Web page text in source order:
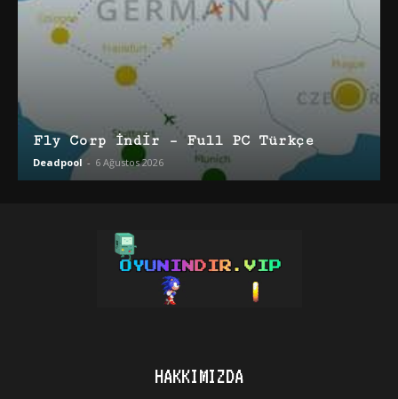
Fly Corp İndir – Full PC Türkçe
Deadpool - 6 Ağustos 2026
HAKKIMIZDA